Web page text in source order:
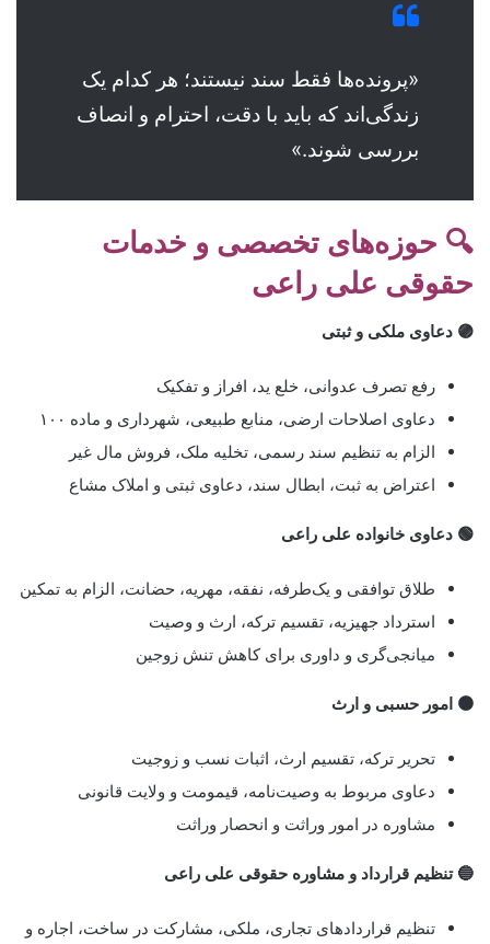
«پرونده‌ها فقط سند نیستند؛ هر کدام یک
زندگی‌اند که باید با دقت، احترام و انصاف
بررسی شوند.»
🔍 حوزه‌های تخصصی و خدمات
حقوقی علی راعی
🟣 دعاوی ملکی و ثبتی
رفع تصرف عدوانی، خلع ید، افراز و تفکیک
دعاوی اصلاحات ارضی، منابع طبیعی، شهرداری و ماده ۱۰۰
الزام به تنظیم سند رسمی، تخلیه ملک، فروش مال غیر
اعتراض به ثبت، ابطال سند، دعاوی ثبتی و املاک مشاع
🟢 دعاوی خانواده علی راعی
طلاق توافقی و یک‌طرفه، نفقه، مهریه، حضانت، الزام به تمکین
استرداد جهیزیه، تقسیم ترکه، ارث و وصیت
میانجی‌گری و داوری برای کاهش تنش زوجین
🟠 امور حسبی و ارث
تحریر ترکه، تقسیم ارث، اثبات نسب و زوجیت
دعاوی مربوط به وصیت‌نامه، قیمومت و ولایت قانونی
مشاوره در امور وراثت و انحصار وراثت
🔵 تنظیم قرارداد و مشاوره حقوقی علی راعی
تنظیم قراردادهای تجاری، ملکی، مشارکت در ساخت، اجاره و